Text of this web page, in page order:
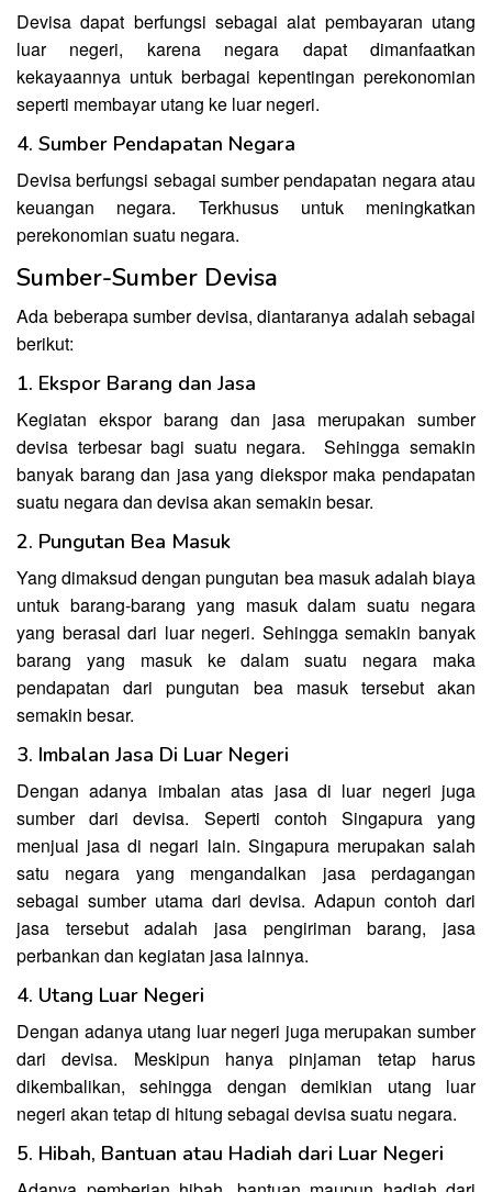
Devisa dapat berfungsi sebagai alat pembayaran utang
luar negeri, karena negara dapat dimanfaatkan
kekayaannya untuk berbagai kepentingan perekonomian
seperti membayar utang ke luar negeri.
4. Sumber Pendapatan Negara
Devisa berfungsi sebagai sumber pendapatan negara atau
keuangan negara. Terkhusus untuk meningkatkan
perekonomian suatu negara.
Sumber-Sumber Devisa
Ada beberapa sumber devisa, diantaranya adalah sebagai
berikut:
1. Ekspor Barang dan Jasa
Kegiatan ekspor barang dan jasa merupakan sumber
devisa terbesar bagi suatu negara. Sehingga semakin
banyak barang dan jasa yang diekspor maka pendapatan
suatu negara dan devisa akan semakin besar.
2. Pungutan Bea Masuk
Yang dimaksud dengan pungutan bea masuk adalah biaya
untuk barang-barang yang masuk dalam suatu negara
yang berasal dari luar negeri. Sehingga semakin banyak
barang yang masuk ke dalam suatu negara maka
pendapatan dari pungutan bea masuk tersebut akan
semakin besar.
3. Imbalan Jasa Di Luar Negeri
Dengan adanya imbalan atas jasa di luar negeri juga
sumber dari devisa. Seperti contoh Singapura yang
menjual jasa di negari lain. Singapura merupakan salah
satu negara yang mengandalkan jasa perdagangan
sebagai sumber utama dari devisa. Adapun contoh dari
jasa tersebut adalah jasa pengiriman barang, jasa
perbankan dan kegiatan jasa lainnya.
4. Utang Luar Negeri
Dengan adanya utang luar negeri juga merupakan sumber
dari devisa. Meskipun hanya pinjaman tetap harus
dikembalikan, sehingga dengan demikian utang luar
negeri akan tetap di hitung sebagai devisa suatu negara.
5. Hibah, Bantuan atau Hadiah dari Luar Negeri